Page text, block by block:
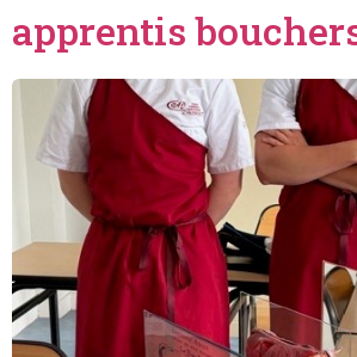
apprentis